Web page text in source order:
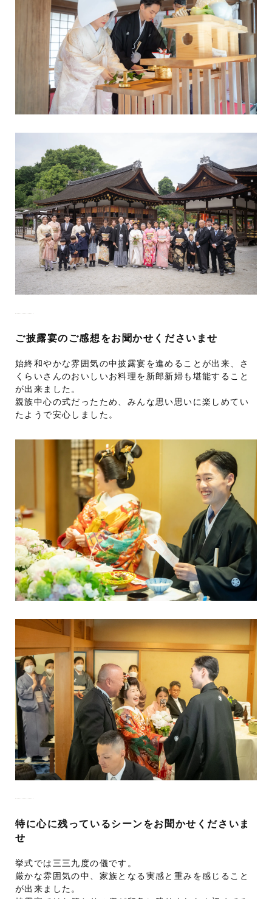
ご披露宴のご感想をお聞かせくださいませ
始終和やかな雰囲気の中披露宴を進めることが出来、さ
くらいさんのおいしいお料理を新郎新婦も堪能すること
が出来ました。
親族中心の式だったため、みんな思い思いに楽しめてい
たようで安心しました。
特に心に残っているシーンをお聞かせくださいま
せ
挙式では三三九度の儀です。
厳かな雰囲気の中、家族となる実感と重みを感じること
が出来ました。